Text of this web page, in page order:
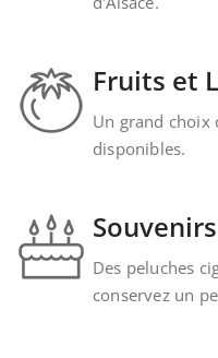
Fruits et
Un grand choix
disponibles.
Souvenirs
Des peluches
conservez un